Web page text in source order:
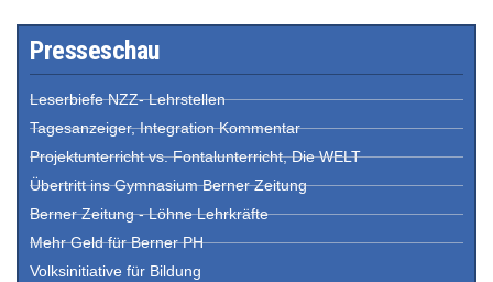
Presseschau
Leserbiefe NZZ- Lehrstellen
Tagesanzeiger, Integration Kommentar
Projektunterricht vs. Fontalunterricht, Die WELT
Übertritt ins Gymnasium Berner Zeitung
Berner Zeitung - Löhne Lehrkräfte
Mehr Geld für Berner PH
Volksinitiative für Bildung